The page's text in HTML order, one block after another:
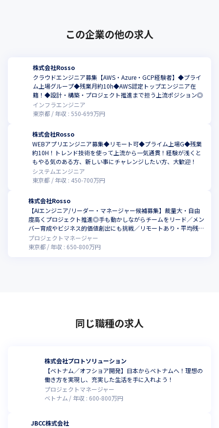
この企業の他の求人
株式会社Rosso
クラウドエンジニア募集【AWS・Azure・GCP経験者】◆プライ
ム上場グループ◆残業月約10h◆AWS認定トップエンジニア在
籍！◆設計・構築・プロジェクト推進まで担う上流ポジション◎
インフラエンジニア
東京都
年収 :550-699万円
株式会社Rosso
WEBアプリエンジニア募集◆リモート可◆プライム上場G◆残業
約10H！トレンド技術を使って上流から一気通貫！経験が浅くと
もやる気のある方、新しい事にチャレンジしたい方、大歓迎！
システムエンジニア
東京都
年収 : 450-700万円
株式会社Rosso
【AIエンジニア/リーダー・マネージャー候補募集】裁量大・自由
度高くプロジェクト推進◎手も動かしながらチームをリード／メン
バー育成やビジネス的価値創出にも挑戦／リモートあり・平均残業
10H程度／AI領域で自らの経験を最大化したい方歓迎！
プロジェクトマネージャー
東京都
年収 : 650-800万円
同じ職種の求人
株式会社プロトソリューション
【ベトナム／オフショア開発】日本からベトナムへ！理想の
働き方を実現し、充実した生活を手に入れよう！
プロジェクトマネージャー
ベトナム
年収 : 600-800万円
JBCC株式会社